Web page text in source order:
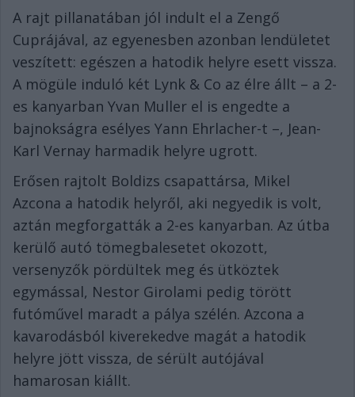
A rajt pillanatában jól indult el a Zengő
Cuprájával, az egyenesben azonban lendületet
veszített: egészen a hatodik helyre esett vissza.
A mögüle induló két Lynk & Co az élre állt – a 2-
es kanyarban Yvan Muller el is engedte a
bajnokságra esélyes Yann Ehrlacher-t –, Jean-
Karl Vernay harmadik helyre ugrott.
Erősen rajtolt Boldizs csapattársa, Mikel
Azcona a hatodik helyről, aki negyedik is volt,
aztán megforgatták a 2-es kanyarban. Az útba
kerülő autó tömegbalesetet okozott,
versenyzők pördültek meg és ütköztek
egymással, Nestor Girolami pedig törött
futóművel maradt a pálya szélén. Azcona a
kavarodásból kiverekedve magát a hatodik
helyre jött vissza, de sérült autójával
hamarosan kiállt.